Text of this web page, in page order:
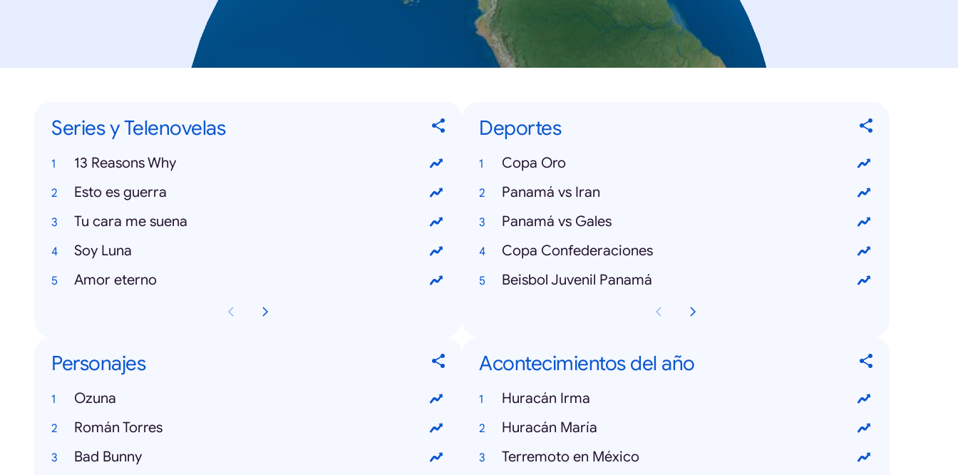
Series y Telenovelas
13 Reasons Why
Esto es guerra
Tu cara me suena
Soy Luna
Amor eterno
Deportes
Copa Oro
Panamá vs Iran
Panamá vs Gales
Copa Confederaciones
Beisbol Juvenil Panamá
Personajes
Ozuna
Román Torres
Bad Bunny
Acontecimientos del año
Huracán Irma
Huracán María
Terremoto en México